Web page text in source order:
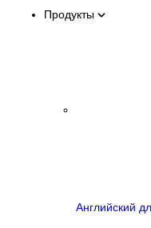
Продукты
Английский